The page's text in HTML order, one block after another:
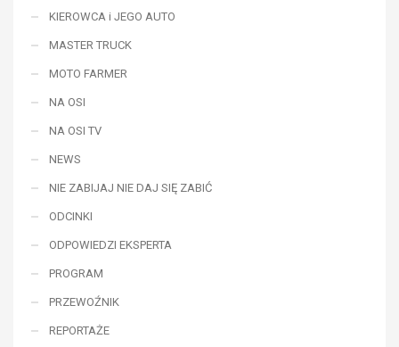
KIEROWCA i JEGO AUTO
MASTER TRUCK
MOTO FARMER
NA OSI
NA OSI TV
NEWS
NIE ZABIJAJ NIE DAJ SIĘ ZABIĆ
ODCINKI
ODPOWIEDZI EKSPERTA
PROGRAM
PRZEWOŹNIK
REPORTAŻE